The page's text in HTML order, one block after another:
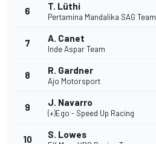
6 T. Lüthi
Pertamina Mandalika SAG Team
7 A. Canet
Inde Aspar Team
8 R. Gardner
Ajo Motorsport
9 J. Navarro
(+)Ego - Speed Up Racing
10 S. Lowes